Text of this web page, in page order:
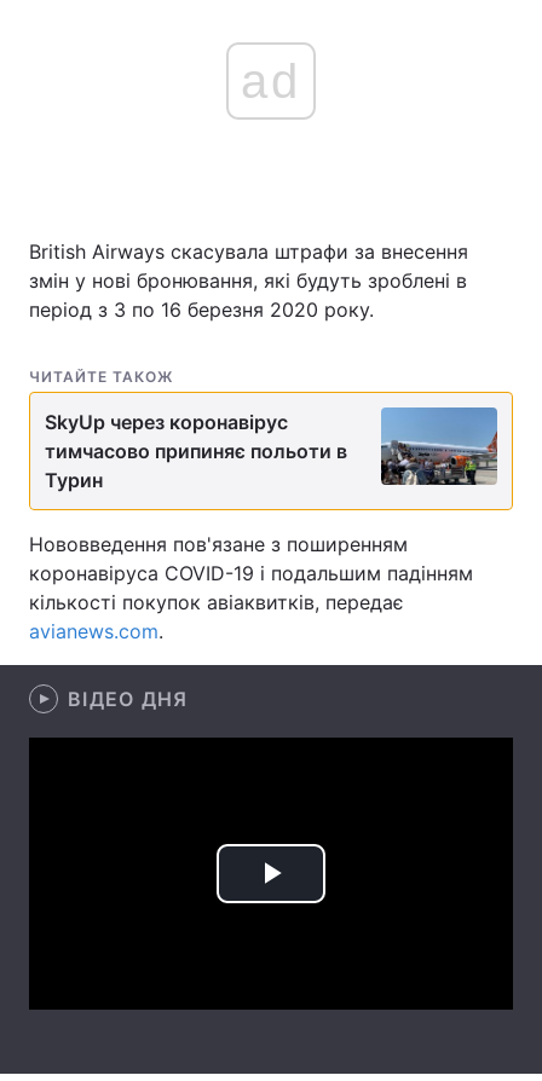
Україна Політика
Економіка Світ
Спорт
Техно і зв'язок
Зброя
Цікавинки Погода
Екологія
Лонгріди
ad
British Airways скасувала штрафи за внесення
змін у нові бронювання, які будуть зроблені в
період з 3 по 16 березня 2020 року.
ЧИТАЙТЕ ТАКОЖ
SkyUp через коронавірус
тимчасово припиняє польоти в
Турин
Нововведення пов'язане з поширенням
коронавіруса COVID-19 і подальшим падінням
кількості покупок авіаквитків, передає
avianews.com.
ВІДЕО ДНЯ
Play